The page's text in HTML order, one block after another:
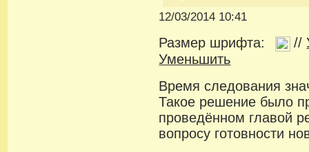
12/03/2014 10:41
Размер шрифта: //
Уменьшить
Время следования
Такое решение было
проведённом главой
вопросу готовности